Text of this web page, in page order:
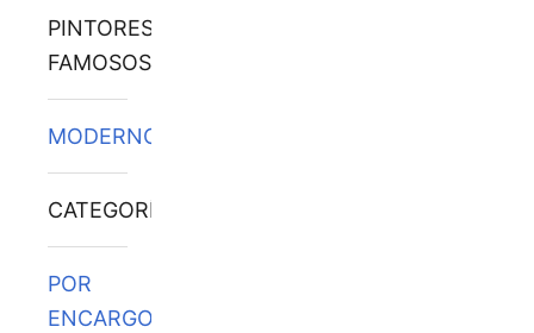
PINTORES
FAMOSOS
MODERNOS
CATEGORÍAS
POR
ENCARGO